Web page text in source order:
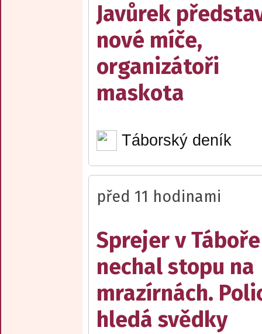
Javůrek
nové míče,
organizátoři
maskota
Táborský deník
před 11 hodinami
Sprejer v Táboře
nechal stopu na
mrazírnách.
hledá svědky